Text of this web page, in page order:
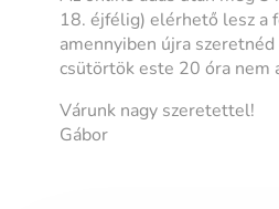
18. éjfélig) elérhető lesz a
amennyiben újra
csütörtök este 20 óra nem
Várunk nagy szeretettel!
Gábor